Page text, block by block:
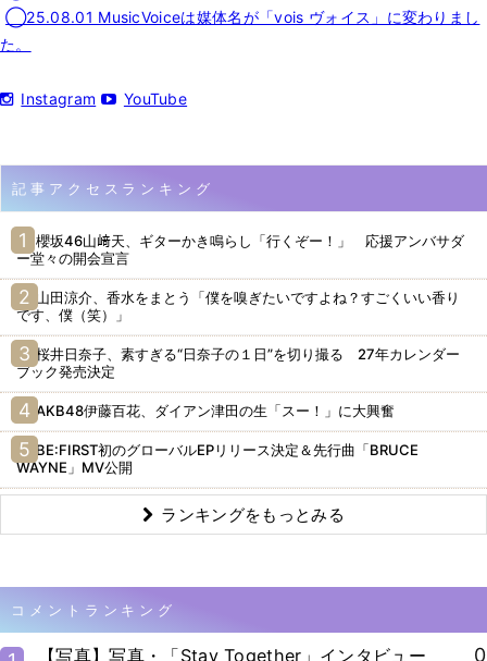
◯25.08.01 MusicVoiceは媒体名が「vois ヴォイス」に変わりまし
た。
Instagram YouTube
記事アクセスランキング
櫻坂46山﨑天、ギターかき鳴らし「行くぞー！」 応援アンバサダ
ー堂々の開会宣言
山田涼介、香水をまとう「僕を嗅ぎたいですよね？すごくいい香り
です、僕（笑）」
桜井日奈子、素すぎる“日奈子の１日”を切り撮る 27年カレンダー
ブック発売決定
AKB48伊藤百花、ダイアン津田の生「スー！」に大興奮
BE:FIRST初のグローバルEPリリース決定＆先行曲「BRUCE
WAYNE」MV公開
ランキングをもっとみる
コメントランキング
【写真】写真・「Stay Together」インタビュー
0